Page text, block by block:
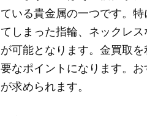
ている貴金属の一つです。
てしまった指輪、ネックレ
が可能となります。金買取
要なポイントになります。
が求められます。